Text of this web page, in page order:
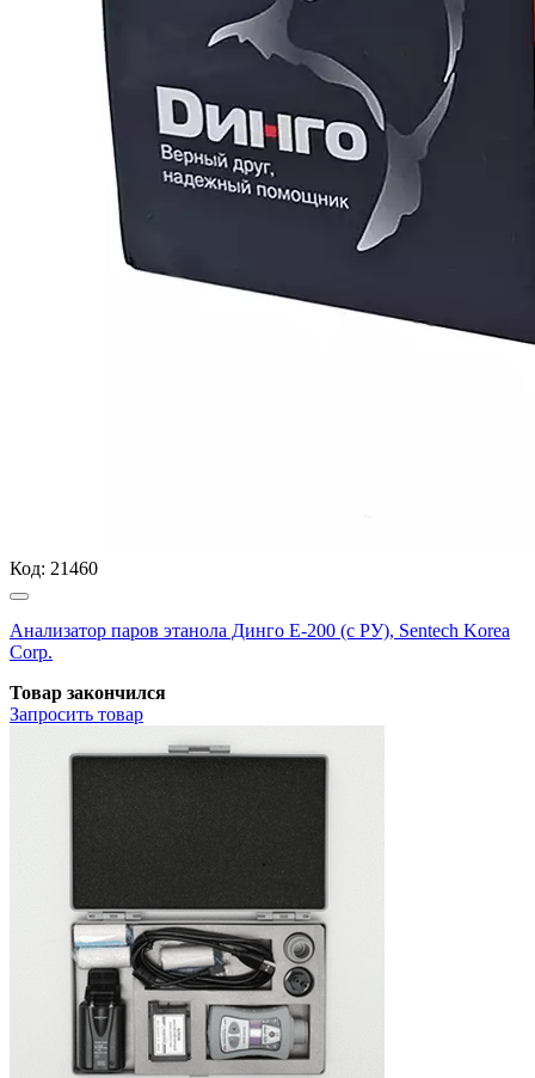
Код: 21460
Анализатор паров этанола Динго Е-200 (с РУ), Sentech Korea
Corp.
Товар закончился
Запросить товар